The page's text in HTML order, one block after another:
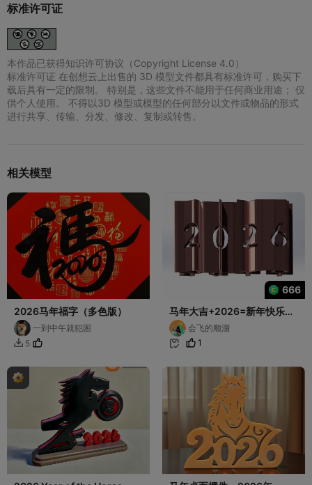
标准许可证
本作品已获得知识许可协议（Copyright License 4.0）
标准许可证 在创想云上出售的 3D 模型文件都具有标准许可，购买下
载后具有一定的限制。 特别是，这些文件不能用于任何商业用途； 仅
供个人使用。 不得以3D 模型或模型的任何部分以文件或物品的形式
进行共享、传输、分发、修改、复制或转售。
相关模型
2026马年福字（多色版）
一到中午就犯困
 5
666
马年大吉+2026=新年快乐
（新年摆件）
会飞的顺溜
 1